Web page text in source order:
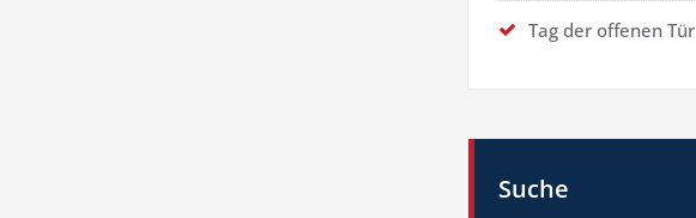
Tag der offenen Tür
Suche